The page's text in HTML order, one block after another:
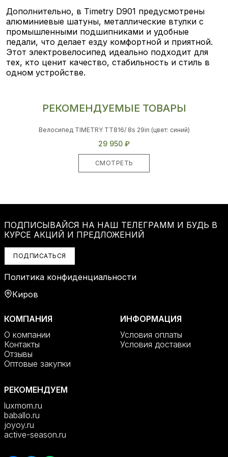
Дополнительно, в Timetry D901 предусмотрены
алюминиевые шатуны, металлические втулки с
промышленными подшипниками и удобные
педали, что делает езду комфортной и приятной.
Этот электровелосипед идеально подходит для
тех, кто ценит качество, стабильность и стиль в
одном устройстве.
РЕКОМЕНДУЕМЫЕ ТОВАРЫ
Велосипед TIMETRY TT816/ 8s 29in (цвет: синий)
29 950 ₽
СМОТРЕТЬ
КОМПАНИЯ
О компании
Контакты
Отзывы
Оптовые закупки
ИНФОРМАЦИЯ
Условия оплаты
Условия доставки
РЕКОМЕНДУЕМ
luxmom.ru
baballo.ru
joyoy.ru
active-season.ru
ПОДПИСЫВАЙСЯ НА НАШ ТЕЛЕГРАММ И БУДЬ В
КУРСЕ АКЦИЙ И ПРЕДЛОЖЕНИЙ
ПОДПИСАТЬСЯ
Политика конфиденциальности
Киров